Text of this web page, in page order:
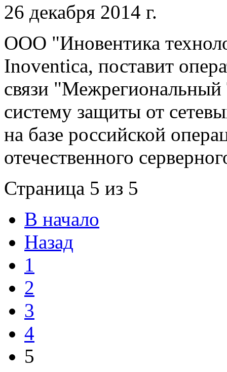
26 декабря 2014 г.
ООО "Иновентика
Inoventica, поставит
связи
систему защиты от
на базе российской
отечественного
Страница 5 из 5
В начало
Назад
1
2
3
4
5